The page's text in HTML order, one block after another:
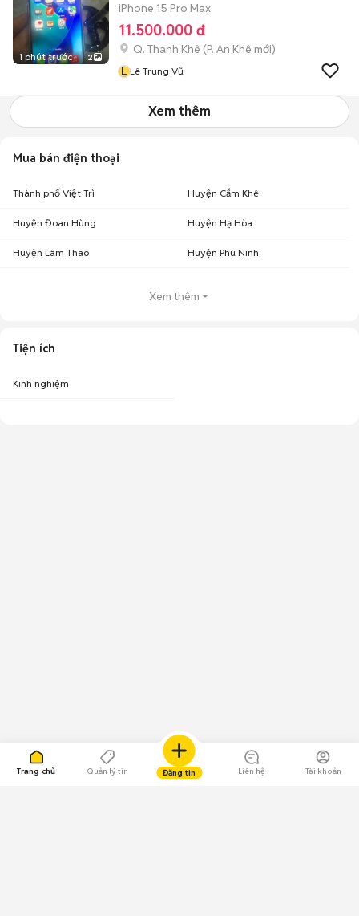
Trang chủ Quản lý tin Đăng tin Liên hệ Tài khoản
1 phút trước 2
iPhone 15 Pro Max
11.500.000 đ
Q. Thanh Khê (P. An Khê mới)
L Lê Trung Vũ
Xem thêm
Mua bán điện thoại
Thành phố Việt Trì Huyện Cẩm Khê
Huyện Đoan Hùng Huyện Hạ Hòa
Huyện Lâm Thao Huyện Phù Ninh
Xem thêm
Tiện ích
Kinh nghiệm